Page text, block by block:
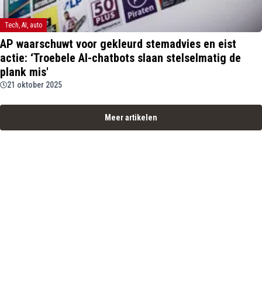
Tech, AI, auto
AP waarschuwt voor gekleurd stemadvies en eist
actie: ‘Troebele AI-chatbots slaan stelselmatig de
plank mis'
21 oktober 2025
Meer artikelen